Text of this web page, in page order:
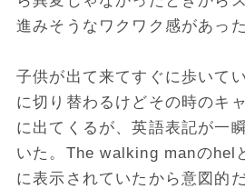
進みそうなワクワク感があった
子供が出て来てすぐに歩いて
に切り替わるけどその時のキ
に出てくるが、英語表記が一
いた。The walking manのhel
に表示されていたから意図的